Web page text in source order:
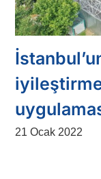
21 Ocak 2022